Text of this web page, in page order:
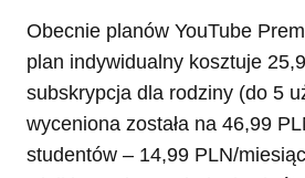
Obecnie planów YouTube
plan indywidualny kosztuje
subskrypcja dla rodziny (do 5
wyceniona została na 46,99
studentów – 14,99 PLN/